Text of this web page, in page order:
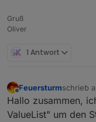
Gruß
Oliver
1 Antwort
Offline
Feuersturmschrieb
zuletzt
Hallo zusammen,
ValueList" um den